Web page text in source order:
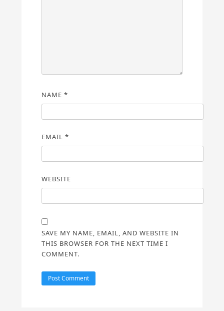
NAME *
EMAIL *
WEBSITE
SAVE MY NAME, EMAIL, AND WEBSITE IN
THIS BROWSER FOR THE NEXT TIME I
COMMENT.